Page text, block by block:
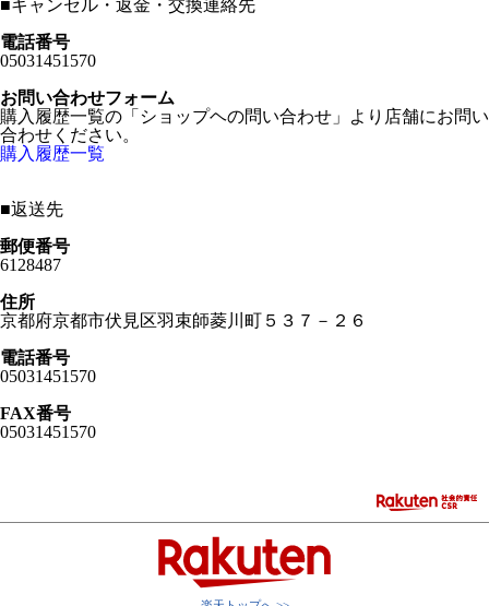
■キャンセル・返金・交換連絡先
電話番号
05031451570
お問い合わせフォーム
購入履歴一覧の「ショップヘの問い合わせ」より店舗にお問い
合わせください。
購入履歴一覧
■返送先
郵便番号
6128487
住所
京都府京都市伏見区羽束師菱川町５３７－２６
電話番号
05031451570
FAX番号
05031451570